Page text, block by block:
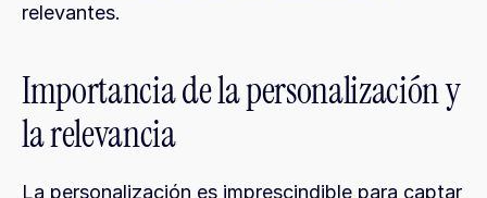
relevantes.
Importancia de la personalización y
la relevancia
La personalización es imprescindible para captar